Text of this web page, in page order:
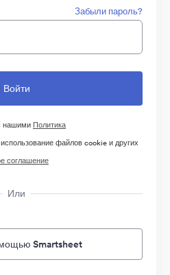
Забыли пароль?
нашими Политика
файлов cookie и других
соглашение
Или
Smartsheet